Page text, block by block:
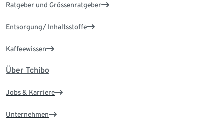
Ratgeber und Grössenratgeber
Entsorgung/ Inhaltsstoffe
Kaffeewissen
Über Tchibo
Jobs & Karriere
Unternehmen